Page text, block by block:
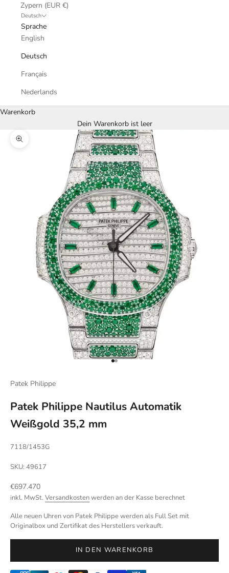
Zypern (EUR €)
Deutsch
Sprache
English
Deutsch
Français
Nederlands
Warenkorb
Dein Warenkorb ist leer
Bild vergrößern
Gehe zu Element 1
Gehe zu Element 2
Patek Philippe
Patek Philippe Nautilus Automatik
Weißgold 35,2 mm
7118/1453G
SKU: 49617
Angebot
€697.470
inkl. MwSt. Versandkostenwerden an der Kasse berechnet
Alle neuen Uhren von Patek Philippe werden als Full Set mit
Originalbox und Zertifikat des Herstellers verkauft.
IN DEN WARENKORB